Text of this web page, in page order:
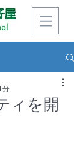
ィを開
分